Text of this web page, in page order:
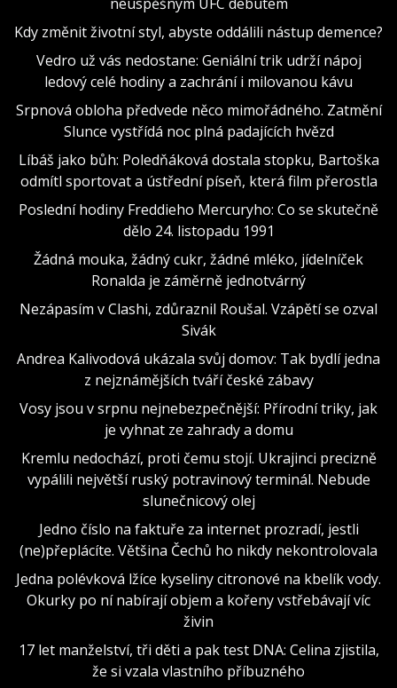
Kdy změnit životní styl, abyste oddálili nástup demence?
Vedro už vás nedostane: Geniální trik udrží nápoj
ledový celé hodiny a zachrání i milovanou kávu
Srpnová obloha předvede něco mimořádného. Zatmění
Slunce vystřídá noc plná padajících hvězd
Líbáš jako bůh: Poledňáková dostala stopku, Bartoška
odmítl sportovat a ústřední píseň, která film přerostla
Poslední hodiny Freddieho Mercuryho: Co se skutečně
dělo 24. listopadu 1991
Žádná mouka, žádný cukr, žádné mléko, jídelníček
Ronalda je záměrně jednotvárný
Nezápasím v Clashi, zdůraznil Roušal. Vzápětí se ozval
Sivák
Andrea Kalivodová ukázala svůj domov: Tak bydlí jedna
z nejznámějších tváří české zábavy
Vosy jsou v srpnu nejnebezpečnější: Přírodní triky, jak
je vyhnat ze zahrady a domu
Kremlu nedochází, proti čemu stojí. Ukrajinci precizně
vypálili největší ruský potravinový terminál. Nebude
slunečnicový olej
Jedno číslo na faktuře za internet prozradí, jestli
(ne)přeplácíte. Většina Čechů ho nikdy nekontrolovala
Jedna polévková lžíce kyseliny citronové na kbelík vody.
Okurky po ní nabírají objem a kořeny vstřebávají víc
živin
17 let manželství, tři děti a pak test DNA: Celina zjistila,
že si vzala vlastního příbuzného